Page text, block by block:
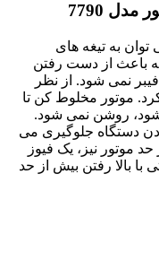
7790
به تیغه های
باعث از دست رفتن
نمی شود. از نظر
موتور مخلوط کن تا
روشن نمی شود.
دستگاه جلوگیری می
موتور نیز، یک فیوز
با بالا رفتن بیش از حد